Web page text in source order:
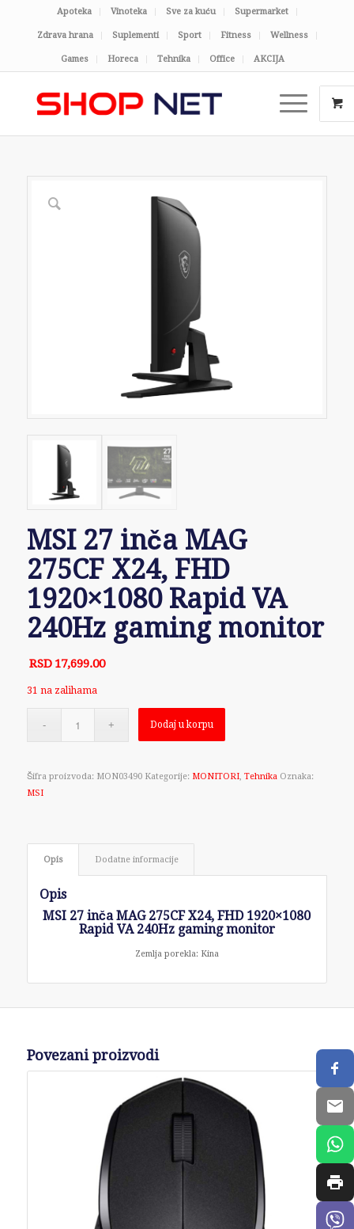
Apoteka Vinoteka Sve za kuću Supermarket
Zdrava hrana Suplementi Sport Fitness Wellness
Games Horeca Tehnika Office AKCIJA
MSI 27 inča MAG
275CF X24, FHD
1920×1080 Rapid VA
240Hz gaming monitor
RSD 17,699.00
31 na zalihama
Dodaj u korpu
Šifra proizvoda: MON03490 Kategorije: MONITORI, Tehnika Oznaka:
MSI
Opis Dodatne informacije
Opis
MSI 27 inča MAG 275CF X24, FHD 1920×1080
Rapid VA 240Hz gaming monitor
Zemlja porekla: Kina
Povezani proizvodi